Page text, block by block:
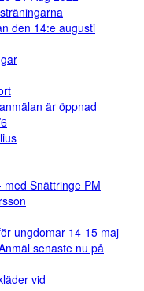
den 14:e augusti
är öppnad
Snättringe PM
ungdomar 14-15 maj
senaste nu på
vid